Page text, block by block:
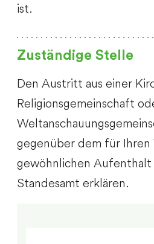
ist.
Zuständige Stelle
Den Austritt aus einer
Religionsgemeinschaft
gegenüber dem für
gewöhnlichen Aufenthalt
Standesamt erklären.